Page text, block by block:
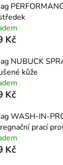
Kč
NUBUCK
kůže
Kč
WASH-IN-
prací
Kč